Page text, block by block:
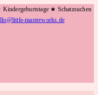
★ Schatzsuchen
masterworks.de